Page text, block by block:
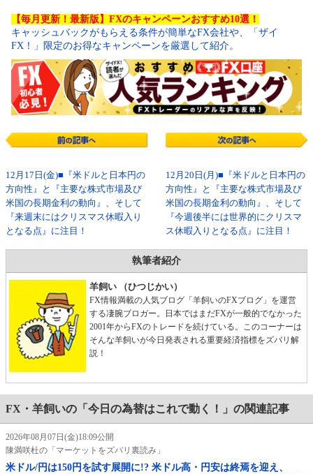
【毎月更新！最新版】FXのキャンペーンおすすめ10選！
キャッシュバックがもらえる条件が簡単なFX会社や、「ザイ
FX！」限定のお得なキャンペーンを厳選して紹介。
12月17日(金)■『米ドルと日本円の
方向性』と『主要な株式市場及び
米国の長期金利の動向』、そして
『来週末にはクリスマス休暇入り
となる点』に注目！
12月20日(月)■『米ドルと日本円の
方向性』と『主要な株式市場及び
米国の長期金利の動向』、そして
『今週後半には世界的にクリスマ
ス休暇入りとなる点』に注目！
執筆者紹介
羊飼い （ひつじかい）
FX情報満載の人気ブログ「羊飼いのFXブログ」を運営
する凄腕ブロガー。日本ではまだFXが一般的でなかった
2001年からFXのトレードを続けている。このコーナーは
そんな羊飼いが今日発表される重要経済指標をズバリ解
説！
FX・羊飼いの「今日の為替はこれで動く！」の関連記事
2026年08月07日(金)18:09公開
陳満咲杜の「マーケットをズバリ裏読み」
米ドル/円は150円を試す展開に!? 米ドル高・円安は終焉を迎え、